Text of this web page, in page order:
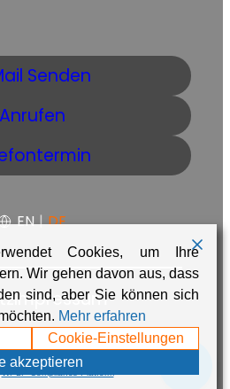
Senden
Anrufen
EN | DE
Impressum
Namibia byAdaire
Cookies, um Ihre
Wir gehen davon aus, dass
sind, aber Sie können sich
Mehr erfahren
Cookie-Einstellungen
akzeptieren
WPLP Compliance Platform